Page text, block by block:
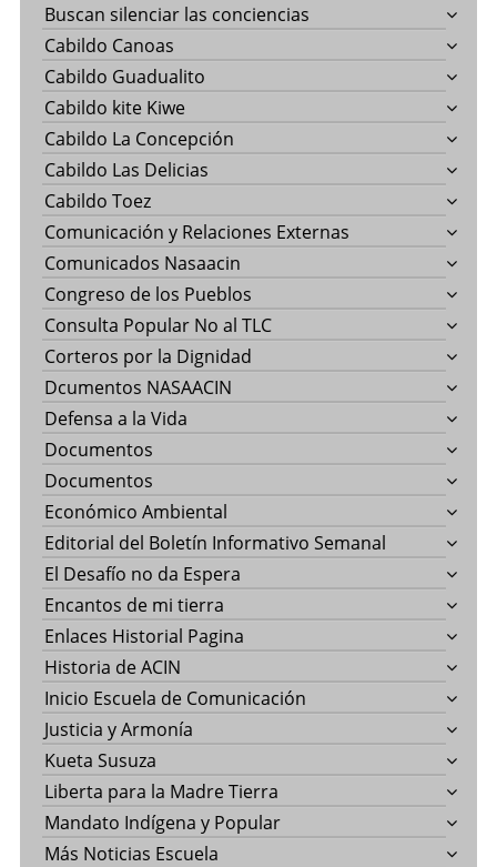
Buscan silenciar las conciencias
Cabildo Canoas
Cabildo Guadualito
Cabildo kite Kiwe
Cabildo La Concepción
Cabildo Las Delicias
Cabildo Toez
Comunicación y Relaciones Externas
Comunicados Nasaacin
Congreso de los Pueblos
Consulta Popular No al TLC
Corteros por la Dignidad
Dcumentos NASAACIN
Defensa a la Vida
Documentos
Documentos
Económico Ambiental
Editorial del Boletín Informativo Semanal
El Desafío no da Espera
Encantos de mi tierra
Enlaces Historial Pagina
Historia de ACIN
Inicio Escuela de Comunicación
Justicia y Armonía
Kueta Susuza
Liberta para la Madre Tierra
Mandato Indígena y Popular
Más Noticias Escuela